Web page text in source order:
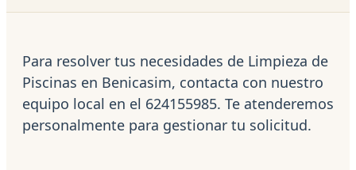
Para resolver tus necesidades de Limpieza de
Piscinas en Benicasim, contacta con nuestro
equipo local en el 624155985. Te atenderemos
personalmente para gestionar tu solicitud.